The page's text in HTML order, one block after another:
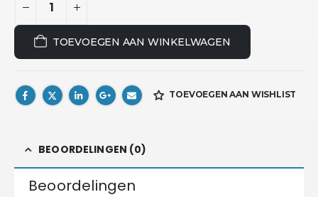
TOEVOEGEN AAN WINKELWAGEN
TOEVOEGEN AAN WISHLIST
BEOORDELINGEN (0)
Beoordelingen